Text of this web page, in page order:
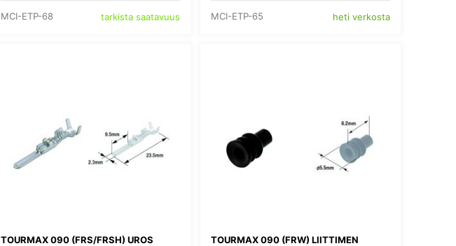
MCI-ETP-68 tarkista saatavuus MCI-ETP-65 heti verkosta
TOURMAX 090 (FRS/FRSH) UROS
TOURMAX 090 (FRW) LIITTIMEN